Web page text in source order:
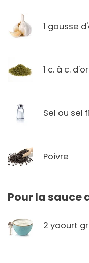
1 gousse
1 c. à c.
Sel ou sel
Poivre
Pour la sauce
2 yaourt